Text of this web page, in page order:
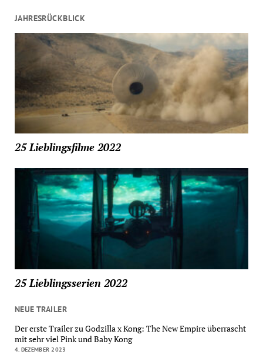
JAHRESRÜCKBLICK
25 Lieblingsfilme 2022
25 Lieblingsserien 2022
NEUE TRAILER
Der erste Trailer zu Godzilla x Kong: The New Empire überrascht
mit sehr viel Pink und Baby Kong
4. DEZEMBER 2023